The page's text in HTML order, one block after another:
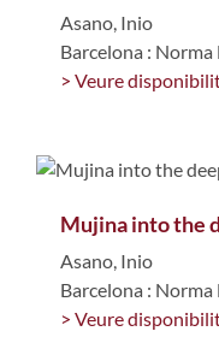
Asano, Inio
Barcelona :
> Veure
Mujina into the
Asano, Inio
Barcelona :
> Veure